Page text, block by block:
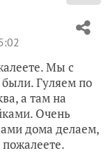
Мы с
Гуляем по
а там на
Очень
дома делаем,